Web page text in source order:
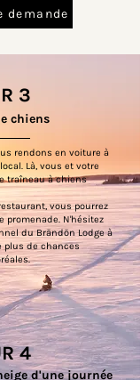
demande
3
chiens
rendons en voiture à
Là, vous et votre
traîneau à chiens
vous pourrez
promenade. N'hésitez
du Brändön Lodge à
plus de chances
4
d'une journée